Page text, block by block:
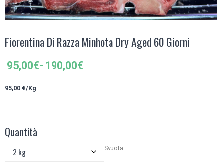
Fiorentina Di Razza Minhota Dry Aged 60 Giorni
95,00€- 190,00€
Fascia
prezzo:
190,00€
95,00 €/Kg
Quantità
Svuota